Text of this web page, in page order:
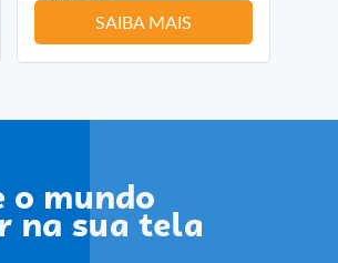
SAIBA MAIS